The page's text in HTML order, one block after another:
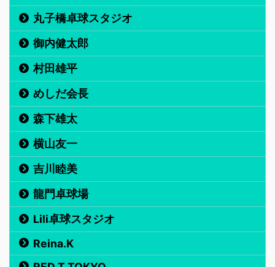
丸子橋卓球スタジオ
御内健太郎
村田雄平
めしだ会長
森下雄太
横山友一
吉川睦美
龍門卓球場
Lili卓球スタジオ
Reina.K